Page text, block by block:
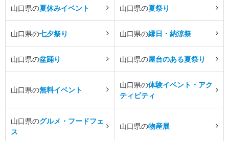
山口県の夏休みイベント 山口県の夏祭り
山口県の七夕祭り 山口県の縁日・納涼祭
山口県の盆踊り 山口県の屋台のある夏祭り
山口県の無料イベント
山口県の体験イベント・アク
ティビティ
山口県のグルメ・フードフェ
ス
山口県の物産展